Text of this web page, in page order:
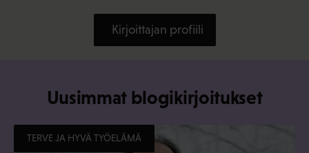
Kirjoittajan profiili
Uusimmat blogikirjoitukset
TERVE JA HYVÄ TYÖELÄMÄ